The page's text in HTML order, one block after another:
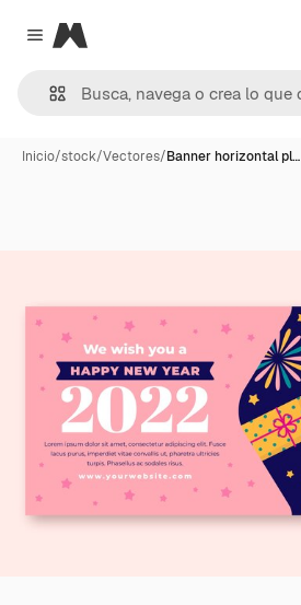
Close menu
Magnific
Inicio/stock/Vectores/Banner horizontal pl…